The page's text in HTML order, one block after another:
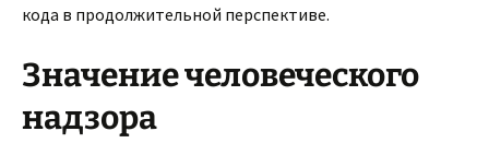
кода в продолжительной перспективе.
Значение человеческого
надзора